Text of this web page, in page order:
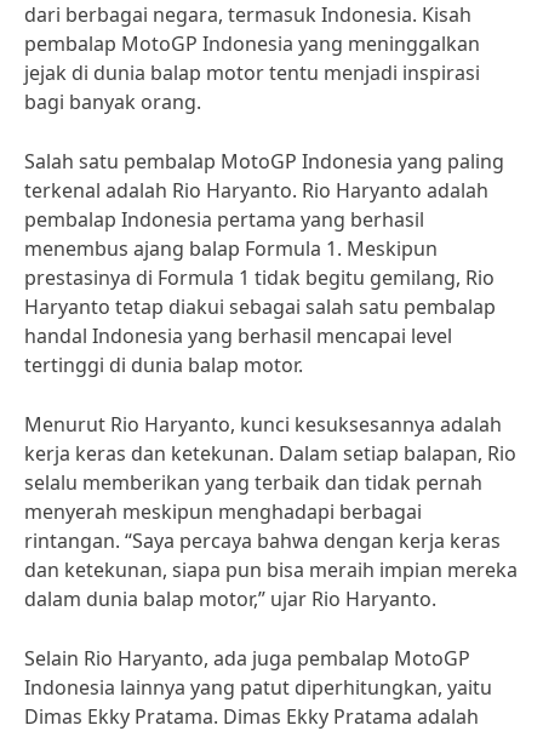
dari berbagai negara, termasuk Indonesia. Kisah
pembalap MotoGP Indonesia yang meninggalkan
jejak di dunia balap motor tentu menjadi inspirasi
bagi banyak orang.
Salah satu pembalap MotoGP Indonesia yang paling
terkenal adalah Rio Haryanto. Rio Haryanto adalah
pembalap Indonesia pertama yang berhasil
menembus ajang balap Formula 1. Meskipun
prestasinya di Formula 1 tidak begitu gemilang, Rio
Haryanto tetap diakui sebagai salah satu pembalap
handal Indonesia yang berhasil mencapai level
tertinggi di dunia balap motor.
Menurut Rio Haryanto, kunci kesuksesannya adalah
kerja keras dan ketekunan. Dalam setiap balapan, Rio
selalu memberikan yang terbaik dan tidak pernah
menyerah meskipun menghadapi berbagai
rintangan. “Saya percaya bahwa dengan kerja keras
dan ketekunan, siapa pun bisa meraih impian mereka
dalam dunia balap motor,” ujar Rio Haryanto.
Selain Rio Haryanto, ada juga pembalap MotoGP
Indonesia lainnya yang patut diperhitungkan, yaitu
Dimas Ekky Pratama. Dimas Ekky Pratama adalah